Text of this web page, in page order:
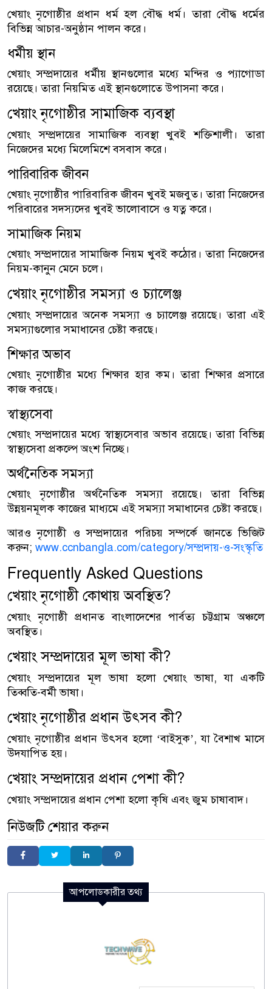
খেয়াং নৃগোষ্ঠীর প্রধান ধর্ম হল বৌদ্ধ ধর্ম। তারা বৌদ্ধ ধর্মের
বিভিন্ন আচার-অনুষ্ঠান পালন করে।
ধর্মীয় স্থান
খেয়াং সম্প্রদায়ের ধর্মীয় স্থানগুলোর মধ্যে মন্দির ও প্যাগোডা
রয়েছে। তারা নিয়মিত এই স্থানগুলোতে উপাসনা করে।
খেয়াং নৃগোষ্ঠীর সামাজিক ব্যবস্থা
খেয়াং সম্প্রদায়ের সামাজিক ব্যবস্থা খুবই শক্তিশালী। তারা
নিজেদের মধ্যে মিলেমিশে বসবাস করে।
পারিবারিক জীবন
খেয়াং নৃগোষ্ঠীর পারিবারিক জীবন খুবই মজবুত। তারা নিজেদের
পরিবারের সদস্যদের খুবই ভালোবাসে ও যত্ন করে।
সামাজিক নিয়ম
খেয়াং সম্প্রদায়ের সামাজিক নিয়ম খুবই কঠোর। তারা নিজেদের
নিয়ম-কানুন মেনে চলে।
খেয়াং নৃগোষ্ঠীর সমস্যা ও চ্যালেঞ্জ
খেয়াং সম্প্রদায়ের অনেক সমস্যা ও চ্যালেঞ্জ রয়েছে। তারা এই
সমস্যাগুলোর সমাধানের চেষ্টা করছে।
শিক্ষার অভাব
খেয়াং নৃগোষ্ঠীর মধ্যে শিক্ষার হার কম। তারা শিক্ষার প্রসারে
কাজ করছে।
স্বাস্থ্যসেবা
খেয়াং সম্প্রদায়ের মধ্যে স্বাস্থ্যসেবার অভাব রয়েছে। তারা বিভিন্ন
স্বাস্থ্যসেবা প্রকল্পে অংশ নিচ্ছে।
অর্থনৈতিক সমস্যা
খেয়াং নৃগোষ্ঠীর অর্থনৈতিক সমস্যা রয়েছে। তারা বিভিন্ন
উন্নয়নমূলক কাজের মাধ্যমে এই সমস্যা সমাধানের চেষ্টা করছে।
আরও নৃগোষ্ঠী ও সম্প্রদায়ের পরিচয় সম্পর্কে জানতে ভিজিট
করুন; www.ccnbangla.com/category/সম্প্রদায়-ও-সংস্কৃতি
Frequently Asked Questions
খেয়াং নৃগোষ্ঠী কোথায় অবস্থিত?
খেয়াং নৃগোষ্ঠী প্রধানত বাংলাদেশের পার্বত্য চট্টগ্রাম অঞ্চলে
অবস্থিত।
খেয়াং সম্প্রদায়ের মূল ভাষা কী?
খেয়াং সম্প্রদায়ের মূল ভাষা হলো খেয়াং ভাষা, যা একটি
তিব্বতি-বর্মী ভাষা।
খেয়াং নৃগোষ্ঠীর প্রধান উৎসব কী?
খেয়াং নৃগোষ্ঠীর প্রধান উৎসব হলো ‘বাইসুক’, যা বৈশাখ মাসে
উদযাপিত হয়।
খেয়াং সম্প্রদায়ের প্রধান পেশা কী?
খেয়াং সম্প্রদায়ের প্রধান পেশা হলো কৃষি এবং জুম চাষাবাদ।
নিউজটি শেয়ার করুন
আপলোডকারীর তথ্য